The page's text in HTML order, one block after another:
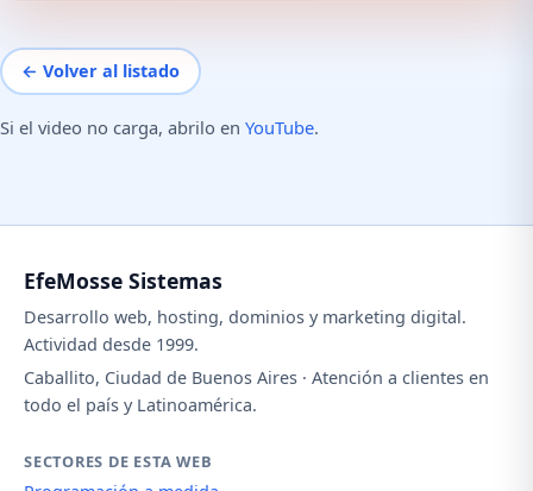
← Volver al listado
Si el video no carga, abrilo en YouTube.
EfeMosse Sistemas
Desarrollo web, hosting, dominios y marketing digital.
Actividad desde 1999.
Caballito, Ciudad de Buenos Aires · Atención a clientes en
todo el país y Latinoamérica.
SECTORES DE ESTA WEB